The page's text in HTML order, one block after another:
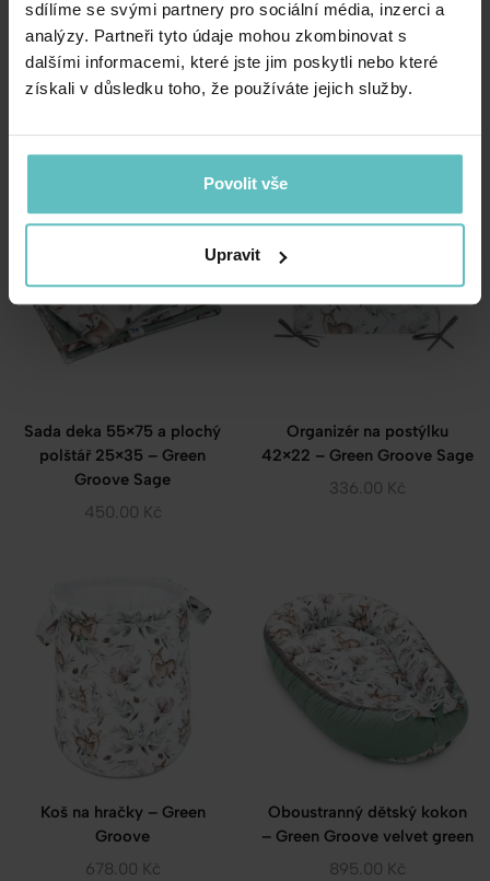
sdílíme se svými partnery pro sociální média, inzerci a
analýzy. Partneři tyto údaje mohou zkombinovat s
dalšími informacemi, které jste jim poskytli nebo které
získali v důsledku toho, že používáte jejich služby.
Povolit vše
Upravit
Bavlněný spací pytel s
nohavicemi Green Groove
52×52 – Green Groove
velvet
678.00Kč
Sada deka 55×75 a plochý
polštář 25×35 – Green
Groove Sage
450.00 Kč
Organizér na postýlku
42×22 – Green Groove Sage
336.00 Kč
Koš na hračky – Green
Groove
678.00 Kč
Oboustranný dětský kokon
– Green Groove velvet green
895.00 Kč